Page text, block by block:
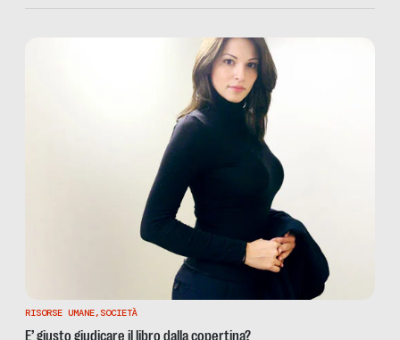
RISORSE UMANE, SOCIETÀ
E’ giusto giudicare il libro dalla copertina?